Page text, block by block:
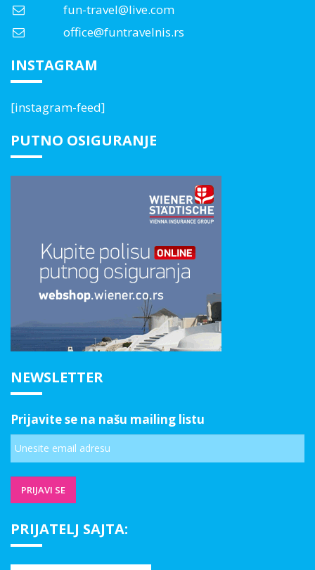
fun-travel@live.com
office@funtravelnis.rs
INSTAGRAM
[instagram-feed]
PUTNO OSIGURANJE
NEWSLETTER
Prijavite se na našu mailing listu
PRIJATELJ SAJTA: